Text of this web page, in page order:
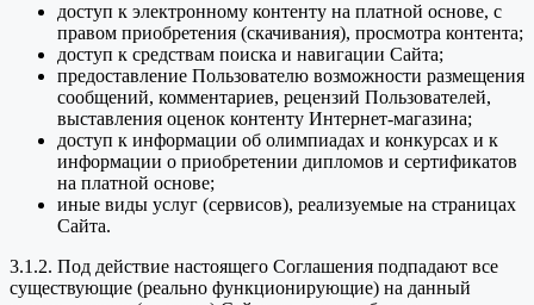
доступ к электронному контенту на платной основе, с
правом приобретения (скачивания), просмотра контента;
доступ к средствам поиска и навигации Сайта;
предоставление Пользователю возможности размещения
сообщений, комментариев, рецензий Пользователей,
выставления оценок контенту Интернет-магазина;
доступ к информации об олимпиадах и конкурсах и к
информации о приобретении дипломов и сертификатов
на платной основе;
иные виды услуг (сервисов), реализуемые на страницах
Сайта.
3.1.2. Под действие настоящего Соглашения подпадают все
существующие (реально функционирующие) на данный